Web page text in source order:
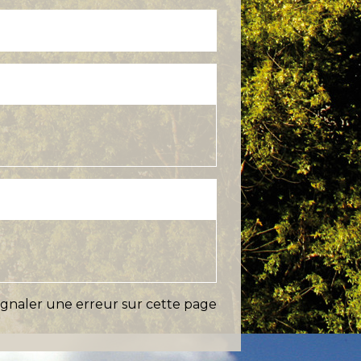
une erreur sur cette page